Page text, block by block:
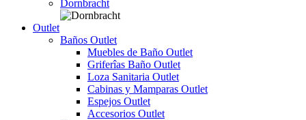
Dornbracht
Outlet
Baños Outlet
Muebles de Baño Outlet
Griferîas Baño Outlet
Loza Sanitaria Outlet
Cabinas y Mamparas Outlet
Espejos Outlet
Accesorios Outlet